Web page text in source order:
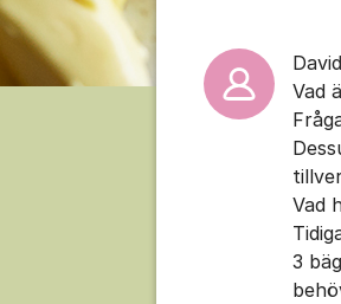
Vad
Vad
3